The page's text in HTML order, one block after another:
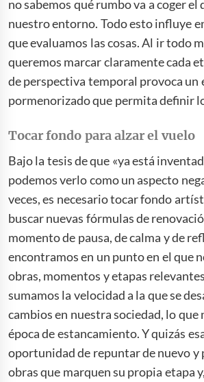
no sabemos qué rumbo va a coger el
nuestro entorno. Todo esto influye
que evaluamos las cosas. Al ir todo
queremos marcar claramente cada
de perspectiva temporal provoca un
pormenorizado que permita definir
Tocar fondo para alzar el vuelo
Bajo la tesis de que «ya está
podemos verlo como un aspecto
veces, es necesario tocar fondo
buscar nuevas fórmulas de
momento de pausa, de calma y de
encontramos en un punto en el que
obras, momentos y etapas
sumamos la velocidad a la que se
cambios en nuestra sociedad, lo que
época de estancamiento. Y quizás
oportunidad de repuntar de nuevo y
obras que marquen su propia etapa